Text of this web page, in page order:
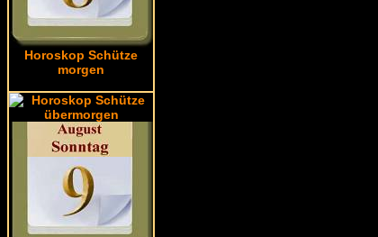
Horoskop Schütze
morgen